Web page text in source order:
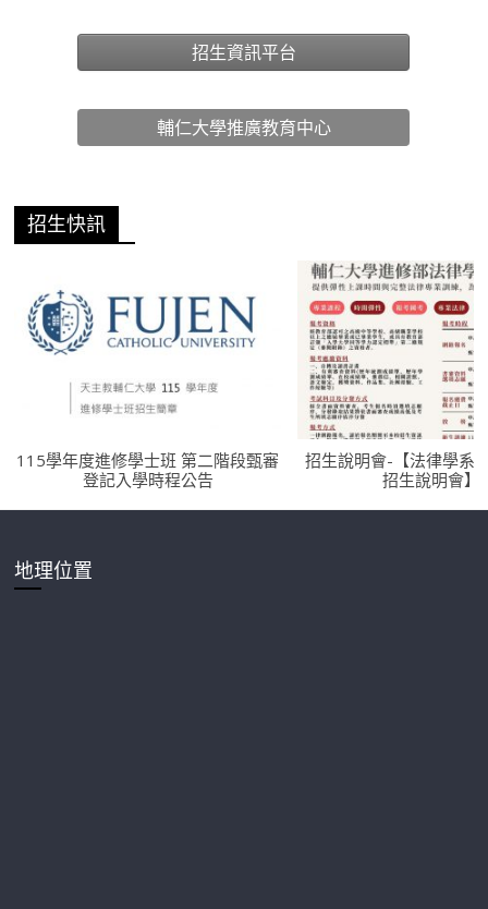
招生資訊平台
輔仁大學推廣教育中心
招生快訊
115學年度進修學士班 第二階段甄審
登記入學時程公告
招生說明會-【法律學系
招生說明會】
地理位置